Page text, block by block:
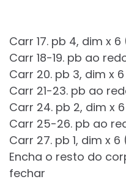
Carr 17. pb 4, dim x 6
Carr 18-19. pb ao
Carr 20. pb 3, dim x
Carr 21-23. pb ao
Carr 24. pb 2, dim x 6
Carr 25-26. pb ao
Carr 27. pb 1, dim x 6
Encha o resto do
fechar